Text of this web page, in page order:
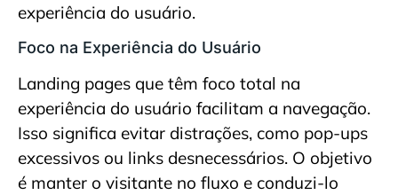
experiência do usuário.
Foco na Experiência do Usuário
Landing pages que têm foco total na
experiência do usuário facilitam a navegação.
Isso significa evitar distrações, como pop-ups
excessivos ou links desnecessários. O objetivo
é manter o visitante no fluxo e conduzi-lo